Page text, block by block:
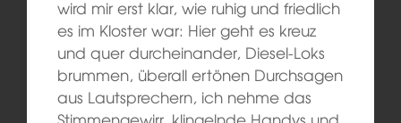
wird mir erst klar, wie ruhig und friedlich
es im Kloster war: Hier geht es kreuz
und quer durcheinander, Diesel-Loks
brummen, überall ertönen Durchsagen
aus Lautsprechern, ich nehme das